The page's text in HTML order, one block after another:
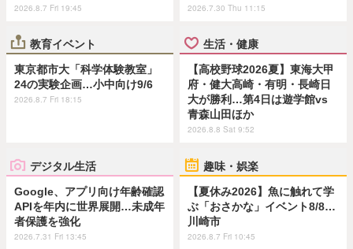
2026.8.7 Fri 19:45 2026.7.30 Thu 11:15
教育イベント
東京都市大「科学体験教室」
24の実験企画…小中向け9/6
2026.8.7 Fri 18:15
生活・健康
【高校野球2026夏】東海大甲
府・健大高崎・有明・長崎日
大が勝利…第4日は遊学館vs
青森山田ほか
2026.8.8 Sat 9:52
デジタル生活
Google、アプリ向け年齢確認
APIを年内に世界展開…未成年
者保護を強化
2026.7.31 Fri 13:45
趣味・娯楽
【夏休み2026】魚に触れて学
ぶ「おさかな」イベント8/8…
川崎市
2026.8.7 Fri 10:45